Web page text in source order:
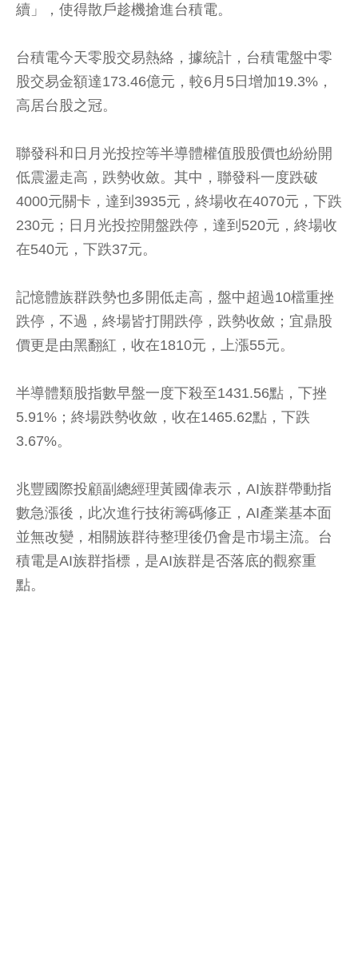
續」，使得散戶趁機搶進台積電。
台積電今天零股交易熱絡，據統計，台積電盤中零
股交易金額達173.46億元，較6月5日增加19.3%，
高居台股之冠。
聯發科和日月光投控等半導體權值股股價也紛紛開
低震盪走高，跌勢收斂。其中，聯發科一度跌破
4000元關卡，達到3935元，終場收在4070元，下跌
230元；日月光投控開盤跌停，達到520元，終場收
在540元，下跌37元。
記憶體族群跌勢也多開低走高，盤中超過10檔重挫
跌停，不過，終場皆打開跌停，跌勢收斂；宜鼎股
價更是由黑翻紅，收在1810元，上漲55元。
半導體類股指數早盤一度下殺至1431.56點，下挫
5.91%；終場跌勢收斂，收在1465.62點，下跌
3.67%。
兆豐國際投顧副總經理黃國偉表示，AI族群帶動指
數急漲後，此次進行技術籌碼修正，AI產業基本面
並無改變，相關族群待整理後仍會是市場主流。台
積電是AI族群指標，是AI族群是否落底的觀察重
點。